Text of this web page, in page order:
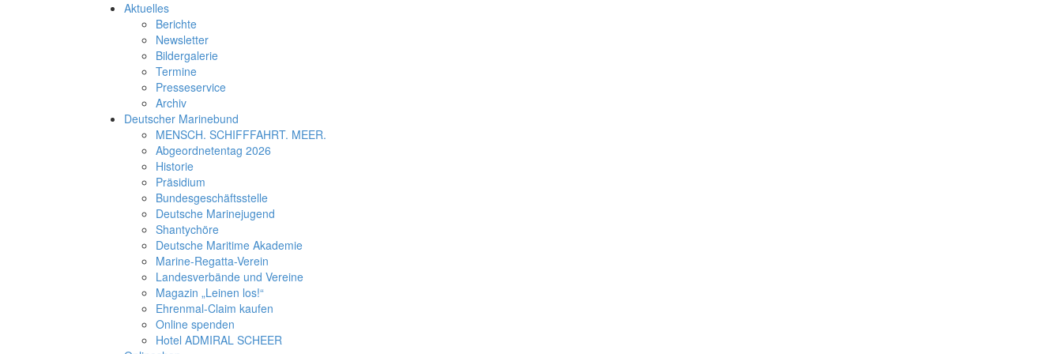
Aktuelles
Berichte
Newsletter
Bildergalerie
Termine
Presseservice
Archiv
Deutscher Marinebund
MENSCH. SCHIFFFAHRT. MEER.
Abgeordnetentag 2026
Historie
Präsidium
Bundesgeschäftsstelle
Deutsche Marinejugend
Shantychöre
Deutsche Maritime Akademie
Marine-Regatta-Verein
Landesverbände und Vereine
Magazin „Leinen los!“
Ehrenmal-Claim kaufen
Online spenden
Hotel ADMIRAL SCHEER